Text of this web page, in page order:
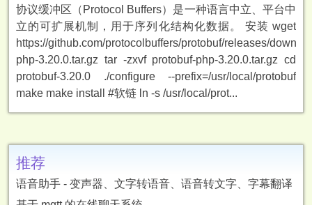
协议缓冲区（Protocol Buffers）是一种语言中立、平台中
立的可扩展机制，用于序列化结构化数据。 安装 wget
https://github.com/protocolbuffers/protobuf/releases/
php-3.20.0.tar.gz tar -zxvf protobuf-php-3.20.0.tar.gz cd
protobuf-3.20.0 ./configure --prefix=/usr/local/protobuf
make make install #软链 ln -s /usr/local/prot...
推荐
语音助手 - 变声器、文字转语音、语音转文字、字幕翻译